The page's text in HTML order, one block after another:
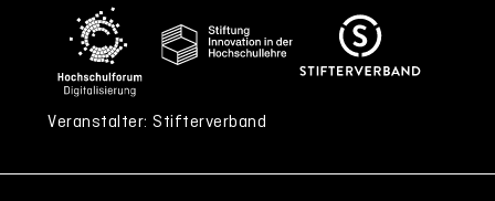
Veranstalter: Stifterverband